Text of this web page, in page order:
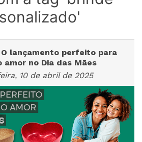
O lançamento perfeito para
amor no Dia das Mães
10 de abril de 2025